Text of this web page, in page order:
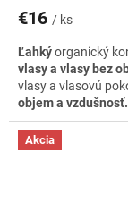
€16 / ks
Ľahkýorganický
vlasy a vlasy bez
vlasy a vlasovú
objem a vzdušnosť.
pomaranča a aloe
dodáva vlasom
Akcia